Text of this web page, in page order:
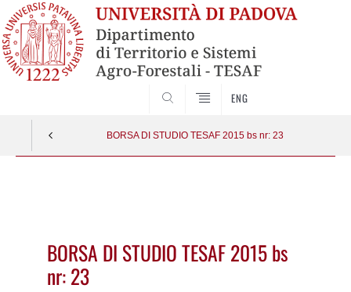
ENG
BORSA DI STUDIO TESAF 2015 bs nr: 23
BORSA DI STUDIO TESAF 2015 bs
nr: 23